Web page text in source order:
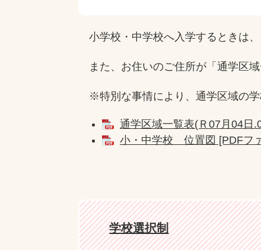
小学校・中学校へ入学するときは、
また、お住いのご住所が「通学区域
※特別な事情により、通学区域の学
通学区域一覧表(Ｒ07月04日
小・中学校 位置図 [PDFフ
学校選択制